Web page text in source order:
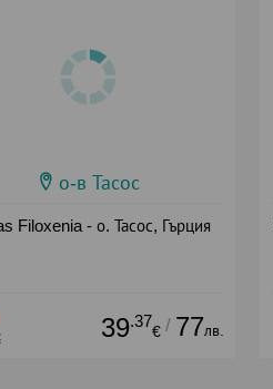
о-в Тасос
Filoxenia - о. Тасос, Гърция
39.37
€ / 77лв.